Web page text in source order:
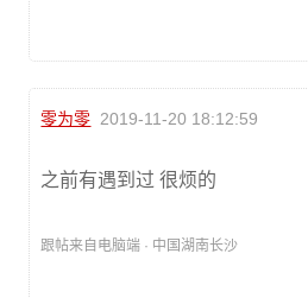
零为零 2019-11-20 18:12:59
之前有遇到过 很烦的
跟帖来自电脑端 · 中国湖南长沙